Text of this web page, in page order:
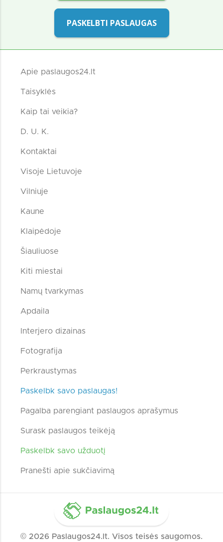
PASKELBTI PASLAUGAS
Apie paslaugos24.lt
Taisyklės
Kaip tai veikia?
D. U. K.
Kontaktai
Visoje Lietuvoje
Vilniuje
Kaune
Klaipėdoje
Šiauliuose
Kiti miestai
Namų tvarkymas
Apdaila
Interjero dizainas
Fotografija
Perkraustymas
Paskelbk savo paslaugas!
Pagalba parengiant paslaugos aprašymus
Surask paslaugos teikėją
Paskelbk savo užduotį
Pranešti apie sukčiavimą
© 2026 Paslaugos24.lt. Visos teisės saugomos.